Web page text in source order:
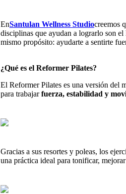
EnSantulan Wellness Studiocreemos
disciplinas que ayudan a lograrlo son
mismo propósito: ayudarte a sentirte
¿Qué es el Reformer Pilates?
El Reformer Pilates es una versión del
para trabajarfuerza, estabilidad y
Gracias a sus resortes y poleas, los
una práctica ideal para tonificar,